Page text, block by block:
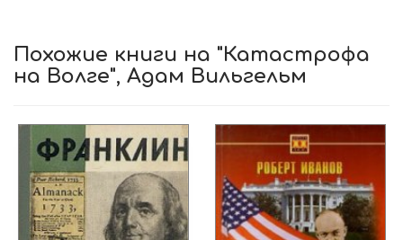
Похожие книги на "Катастрофа
на Волге", Адам Вильгельм